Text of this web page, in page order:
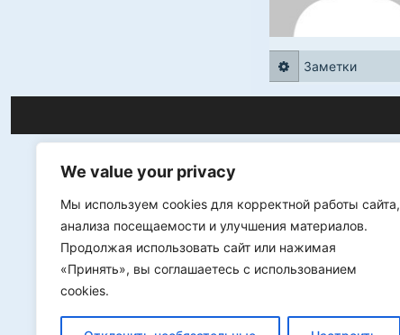
We value your privacy
Мы используем cookies для корректной работы сайта,
анализа посещаемости и улучшения материалов.
Продолжая использовать сайт или нажимая
«Принять», вы соглашаетесь с использованием
cookies.
Заметки